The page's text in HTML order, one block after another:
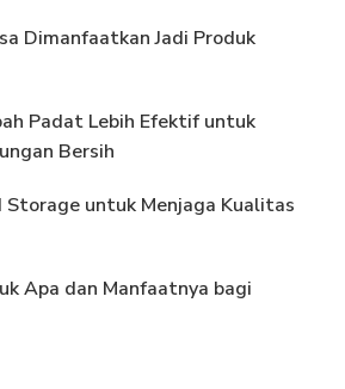
Dimanfaatkan Jadi Produk
Padat Lebih Efektif untuk
Bersih
Storage untuk Menjaga Kualitas
Apa dan Manfaatnya bagi